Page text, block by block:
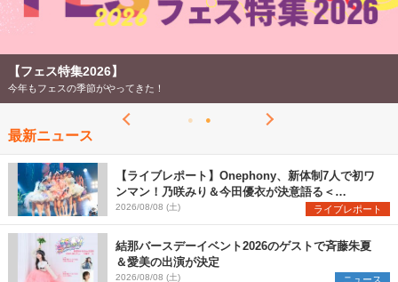
【フェス特集2026】
今年もフェスの季節がやってきた！
最新ニュース
【ライブレポート】Onephony、新体制7人で初ワ
ンマン！乃咲みり＆今田優衣が決意語る＜
Onephony新体制1st Oneman Live はじまりの夏
＞
2026/08/08 (土) ライブレポート
結那バースデーイベント2026のゲストで斉藤朱夏
＆愛美の出演が決定
2026/08/08 (土) ニュース